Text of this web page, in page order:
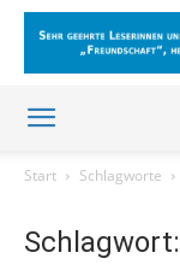
Start Schlagworte